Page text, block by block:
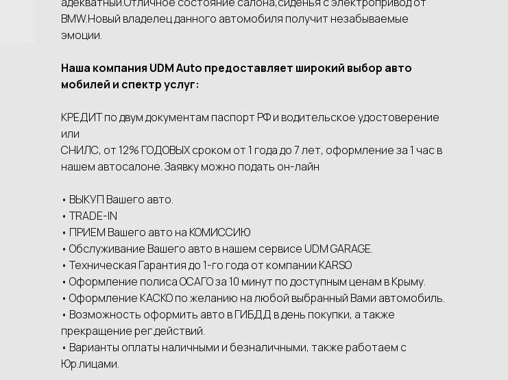
BMW.Новый владелец данного автомобиля получит незабываемые
эмоции.
Наша компания UDМ Аutо предоставляет широкий выбор авто
мобилей и спектр услуг:
КРЕДИТ по двум документам паспорт РФ и водительское удостоверение
или
СНИЛС, от 12% ГОДОВЫХ сроком от 1 года до 7 лет, оформление за 1 час в
нашем автосалоне. Заявку можно подать он-лайн
• ВЫКУП Вашего авто.
• ТRАDЕ-IN
• ПРИЕМ Вашего авто на КОМИССИЮ
• Обслуживание Вашего авто в нашем сервисе UDМ GАRАGЕ.
• Техническая Гарантия до 1-го года от компании КАRSО
• Оформление полиса ОСАГО за 10 минут по доступным ценам в Крыму.
• Оформление КАСКО по желанию на любой выбранный Вами автомобиль.
• Возможность оформить авто в ГИБДД в день покупки, а также
прекращение рег.действий.
• Варианты оплаты наличными и безналичными, также работаем с
Юр.лицами.